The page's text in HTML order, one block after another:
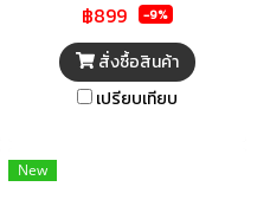
฿899 -9%
สั่งซื้อสินค้า
เปรียบเทียบ
New